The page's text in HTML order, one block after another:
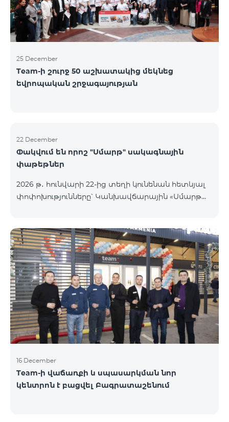
25 December
Team-ի շուրջ 50 աշխատակից մեկնեց
եվրոպական շրջագայության
22 December
Փակվում են որոշ "Սմարթ" սակագնային
փաթեթներ
2026 թ․ հունվարի 22-ից տեղի կունենան հետևյալ
փոփոխությունները՝ Կանխավճարային «Սմարթ
կտեղափոխվեն «BeFree 5000 unlimit»
սակագնային փաթեթին, որի շրջանակներում
կստանան անսահմանափակ ինտերնետ, 2000
րոպե դեպի ՀՀ բոլոր ցանցեր, ԱՄՆ, Կանադա, ՌԴ
Beeline և Tele2 ցանցեր, 500 SMS, 200 ՄԲ
ռոումինգում, 60 TV ալիք։ «BeFree 5000 unlimit»
սակագնային փաթեթի ամսավճարը կազմում է
5000 դրամ։ Կանխավճարային «Սմարթ 7500»
սակագնային փաթեթը կդադարի գ
16 December
Team-ի վաճառքի և սպասարկման նոր
կենտրոն է բացվել Բագրատաշենում